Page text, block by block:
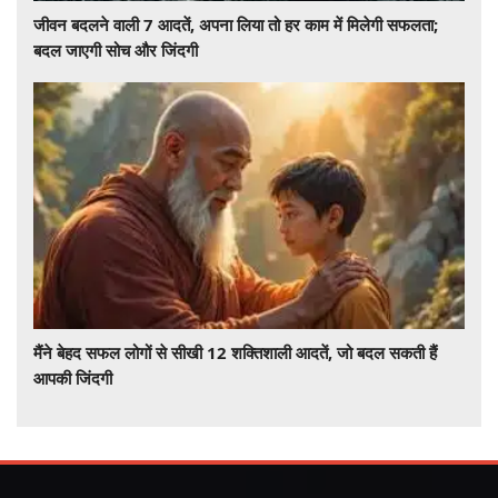
जीवन बदलने वाली 7 आदतें, अपना लिया तो हर काम में मिलेगी सफलता;
बदल जाएगी सोच और जिंदगी
मैंने बेहद सफल लोगों से सीखी 12 शक्तिशाली आदतें, जो बदल सकती हैं
आपकी जिंदगी